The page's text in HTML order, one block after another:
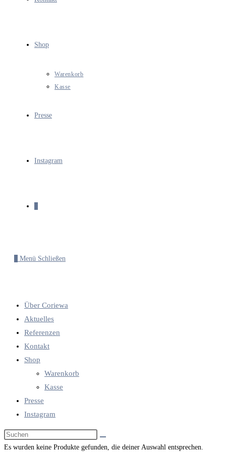
Shop
Warenkorb
Kasse
Presse
Instagram
Menü Schließen
Über Coriewa
Aktuelles
Referenzen
Kontakt
Shop
Warenkorb
Kasse
Presse
Instagram
Diese
Website
Es wurden keine Produkte gefunden, die deiner Auswahl entsprechen.